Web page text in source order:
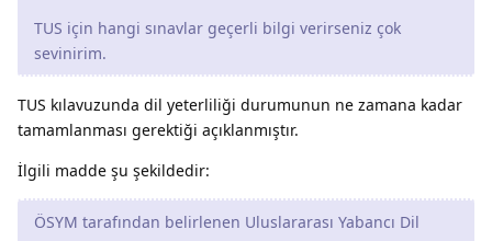
TUS için hangi sınavlar geçerli bilgi verirseniz çok
sevinirim.
TUS kılavuzunda dil yeterliliği durumunun ne zamana kadar
tamamlanması gerektiği açıklanmıştır.
İlgili madde şu şekildedir:
ÖSYM tarafından belirlenen Uluslararası Yabancı Dil